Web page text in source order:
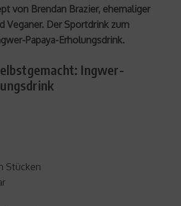
von Brendan Brazier, ehemaliger
Veganer. Der Sportdrink zum
Papaya-Erholungsdrink.
Ingwer-
Stücken